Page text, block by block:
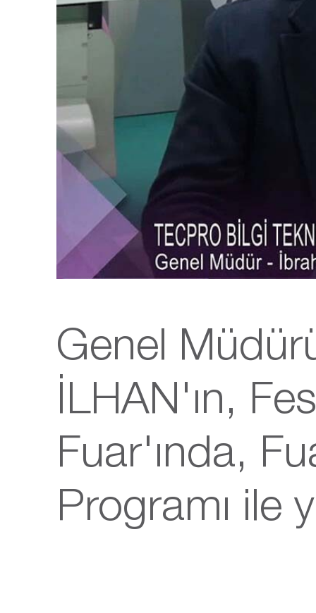
Genel
İLHAN'ın,
Fuar'ında,
Programı ile